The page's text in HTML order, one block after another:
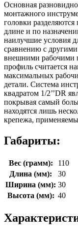
Основная
монтажного
головки
длине и по
наилучшие условия
сравнению с
внешними рабочими
профиль считается
максимальных
детали. Система
квадратом 1/2’’DR
покрывая самый
находятся лишь
крепежа,
Габариты:
Вес (грамм):
110
Длина (мм):
30
Ширина (мм): 30
Высота (мм): 40